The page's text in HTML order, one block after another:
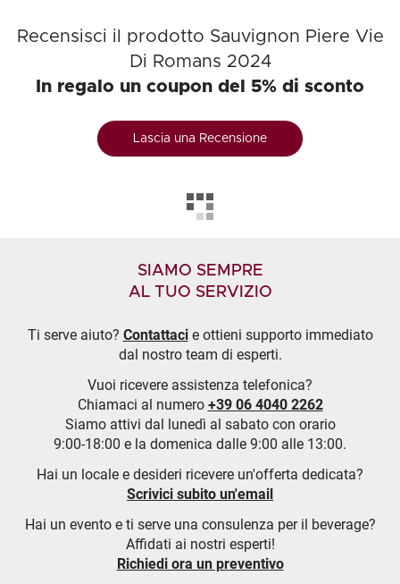
Recensisci il prodotto Sauvignon Piere Vie
Di Romans 2024
In regalo un coupon del 5% di sconto
Lascia una Recensione
SIAMO SEMPRE
AL TUO SERVIZIO
Ti serve aiuto? Contattacie ottieni supporto immediato
dal nostro team di esperti.
Vuoi ricevere assistenza telefonica?
Chiamaci al numero +39 06 4040 2262
Siamo attivi dal lunedì al sabato con orario
9:00-18:00 e la domenica dalle 9:00 alle 13:00.
Hai un locale e desideri ricevere un'offerta dedicata?
Scrivici subito un'email
Hai un evento e ti serve una consulenza per il beverage?
Affidati ai nostri esperti!
Richiedi ora un preventivo